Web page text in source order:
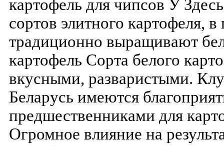
картофель для чипсов У
сортов элитного картофеля,
традиционно выращивают
картофель Сорта белого
вкусными, разваристыми.
Беларусь имеются
предшественниками для
Огромное влияние на